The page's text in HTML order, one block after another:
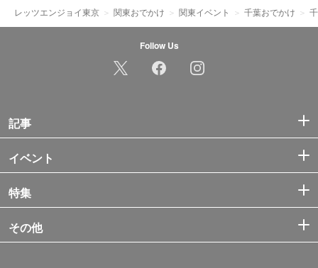
レッツエンジョイ東京 関東おでかけ 関東イベント 千葉おでかけ
Follow Us
記事
イベント
特集
その他